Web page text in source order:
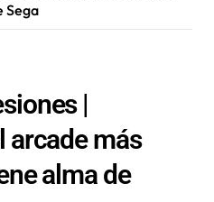
Sega
|
arcade más
alma de